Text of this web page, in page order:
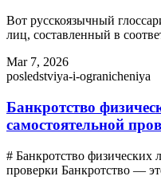
Вот русскоязычный
лиц, составленный в
Mar 7, 2026
posledstviya-i-ogranicheniya
Банкротство
самостоятельной
# Банкротство физических
проверки Банкротство —